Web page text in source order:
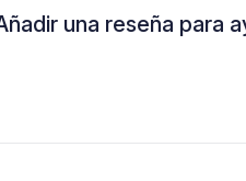
una reseña para